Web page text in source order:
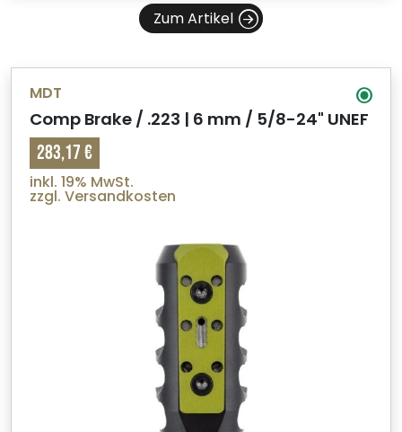
Zum Artikel
MDT
Comp Brake / .223 | 6 mm / 5/8-24" UNEF
283,17 €
inkl. 19% MwSt.
zzgl. Versandkosten